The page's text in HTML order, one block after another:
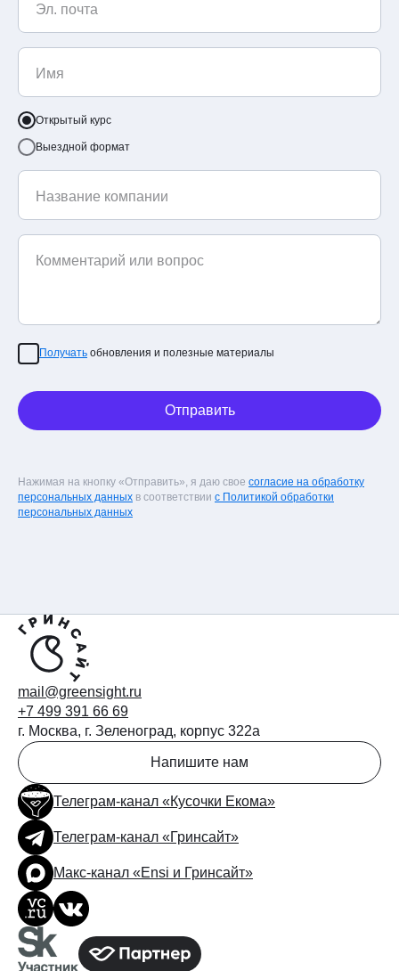
Эл. почта
Имя
Открытый курс
Выездной формат
Название компании
Комментарий или вопрос
Получать обновления и полезные материалы
Отправить
Нажимая на кнопку «Отправить», я даю свое согласие на обработку
персональных данных в соответствии с Политикой обработки
персональных данных
mail@greensight.ru
+7 499 391 66 69
г. Москва, г. Зеленоград, корпус 322а
Напишите нам
Телеграм-канал «Кусочки Екома»
Телеграм-канал «Гринсайт»
Макс-канал «Ensi и Гринсайт»